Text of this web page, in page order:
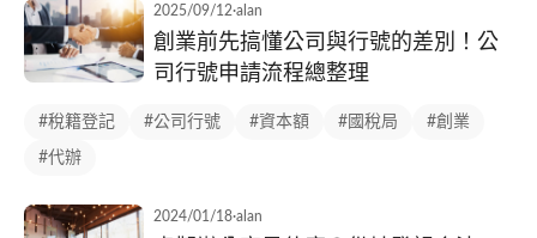
2025/09/12·alan
創業前先搞懂公司與行號的差別！公
司行號申請流程總整理
#稅籍登記 #公司行號 #資本額 #國稅局 #創業
#代辦
2024/01/18·alan